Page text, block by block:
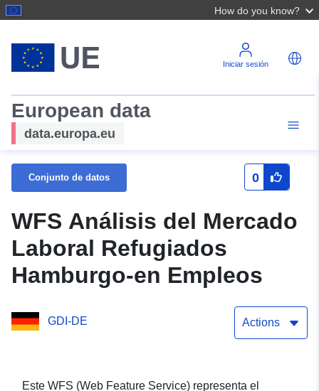
How do you know?
Iniciar sesión
European data
data.europa.eu
Conjunto de datos 0
WFS Análisis del Mercado
Laboral Refugiados
Hamburgo-en Empleos
GDI-DE Actions
Este WFS (Web Feature Service) representa el